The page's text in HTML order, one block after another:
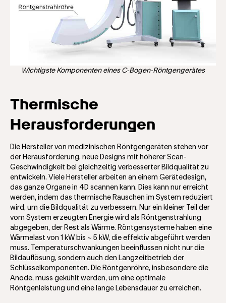
Wichtigste Komponenten eines C-Bogen-Röntgengerätes
Thermische
Herausforderungen
Die Hersteller von medizinischen Röntgengeräten stehen vor
der Herausforderung, neue Designs mit höherer Scan-
Geschwindigkeit bei gleichzeitig verbesserter Bildqualität zu
entwickeln. Viele Hersteller arbeiten an einem Gerätedesign,
das ganze Organe in 4D scannen kann. Dies kann nur erreicht
werden, indem das thermische Rauschen im System reduziert
wird, um die Bildqualität zu verbessern. Nur ein kleiner Teil der
vom System erzeugten Energie wird als Röntgenstrahlung
abgegeben, der Rest als Wärme. Röntgensysteme haben eine
Wärmelast von 1 kW bis ~ 5 kW, die effektiv abgeführt werden
muss. Temperaturschwankungen beeinflussen nicht nur die
Bildauflösung, sondern auch den Langzeitbetrieb der
Schlüsselkomponenten. Die Röntgenröhre, insbesondere die
Anode, muss gekühlt werden, um eine optimale
Röntgenleistung und eine lange Lebensdauer zu erreichen.